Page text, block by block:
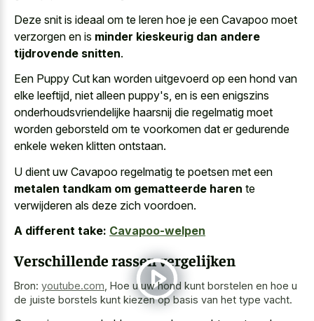
Deze snit is ideaal om te leren hoe je een Cavapoo moet
verzorgen en is minder kieskeurig dan andere
tijdrovende snitten.
Een Puppy Cut kan worden uitgevoerd op een hond van
elke leeftijd, niet alleen puppy's, en is een enigszins
onderhoudsvriendelijke haarsnij die regelmatig moet
worden geborsteld om te voorkomen dat er gedurende
enkele weken klitten ontstaan.
U dient uw Cavapoo regelmatig te poetsen met een
metalen tandkam om gematteerde haren te
verwijderen als deze zich voordoen.
A different take: Cavapoo-welpen
Verschillende rassen vergelijken
Bron: youtube.com Hoe u uw hond kunt borstelen en hoe u
de juiste borstels kunt kiezen op basis van het type vacht.